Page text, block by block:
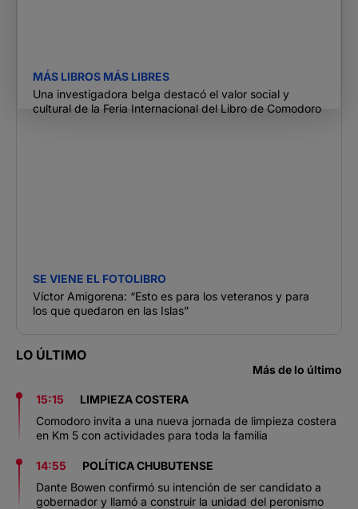
MÁS LIBROS MÁS LIBRES
Una investigadora belga destacó el valor social y
cultural de la Feria Internacional del Libro de Comodoro
SE VIENE EL FOTOLIBRO
Víctor Amigorena: “Esto es para los veteranos y para
los que quedaron en las Islas”
LO ÚLTIMO
Más de lo último
15:15
LIMPIEZA COSTERA
Comodoro invita a una nueva jornada de limpieza costera
en Km 5 con actividades para toda la familia
14:55
POLÍTICA CHUBUTENSE
Dante Bowen confirmó su intención de ser candidato a
gobernador y llamó a construir la unidad del peronismo